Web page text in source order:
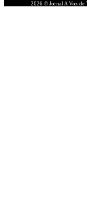
2026 © Jornal A Voz de